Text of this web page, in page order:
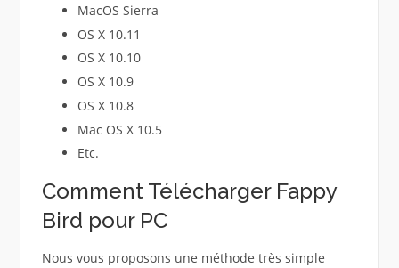
MacOS Sierra
OS X 10.11
OS X 10.10
OS X 10.9
OS X 10.8
Mac OS X 10.5
Etc.
Comment Télécharger Fappy
Bird pour PC
Nous vous proposons une méthode très simple